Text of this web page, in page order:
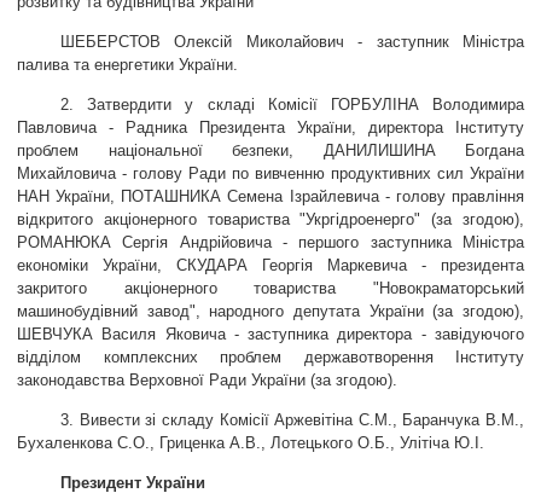
ДЕРЖАВНИЙ РЕЄСТР САНКЦІЙ
ШЕБЕРСТОВ Олексій Миколайович - заступник Міністра
палива та енергетики України.
2. Затвердити у складі Комісії ГОРБУЛІНА Володимира
Павловича - Радника Президента України, директора Інституту
проблем національної безпеки, ДАНИЛИШИНА Богдана
Михайловича - голову Ради по вивченню продуктивних сил України
НАН України, ПОТАШНИКА Семена Ізрайлевича - голову правління
відкритого акціонерного товариства"Укргідроенерго" (за згодою),
РОМАНЮКА Сергія Андрійовича - першого заступника Міністра
економіки України, СКУДАРА Георгія Маркевича - президента
закритого акціонерного товариства " Новокраматорський
машинобудівний завод" , народного депутата України (за згодою),
ШЕВЧУКА Василя Яковича - заступника директора - завідуючого
відділом комплексних проблем державотворення Інституту
законодавства Верховної Ради України (за згодою).
3. Вивести зі складу Комісії Аржевітіна С.М., Баранчука В.М.,
Бухаленкова С.О., Гриценка А.В., Лотецького О.Б., Улітіча Ю.І.
Президент України